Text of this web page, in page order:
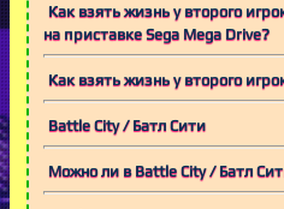
Как взять жизнь у второго
на приставке Sega Mega Drive?
Как взять жизнь у второго
Battle City / Батл Сити
Можно ли в Battle City / Батл